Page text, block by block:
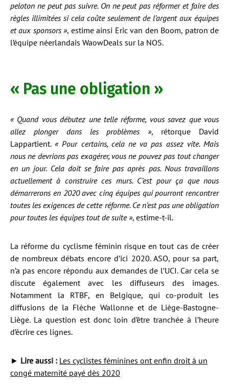
peloton ne peut pas suivre. On ne peut pas réformer et faire des
règles illimitées si cela coûte seulement de l’argent aux équipes
et aux sponsors », estime ainsi Eric van den Boom, patron de
l’équipe néerlandais WaowDeals sur la NOS.
« Pas une obligation »
« Quand vous débutez une telle réforme, vous savez que vous
allez plonger dans les problèmes », rétorque David
Lappartient.« Pour certains, cela ne va pas assez vite. Mais
nous ne devrions pas exagérer, vous ne pouvez pas tout changer
en un jour. Cela doit se faire pas après pas. Nous travaillons
actuellement à construire ces murs. C’est pour ça que nous
démarrerons en 2020 avec cinq équipes qui pourront rencontrer
toutes les exigences de cette réforme. Ce n’est pas une obligation
pour toutes les équipes tout de suite », estime-t-il.
La réforme du cyclisme féminin risque en tout cas de créer
de nombreux débats encore d’ici 2020. ASO, pour sa part,
n’a pas encore répondu aux demandes de l’UCI. Car cela se
discute également avec les diffuseurs des images.
Notamment la RTBF, en Belgique, qui co-produit les
diffusions de la Flèche Wallonne et de Liège-Bastogne-
Liège. La question est donc loin d’être tranchée à l’heure
d’écrire ces lignes.
► Lire aussi : Les cyclistes féminines ont enfin droit à un
congé maternité payé dès 2020